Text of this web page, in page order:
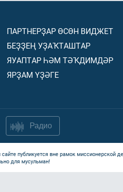
ПАРТНЕРҘАР ӨСӨН ВИДЖЕТ
БЕҘҘЕҢ УҘАҠТАШТАР
ЯУАПТАР ҺӘМ ТӘҠДИМДӘР
ЯРҘАМ ҮҘӘГЕ
Радио
публикуется вне рамок миссионерской
для мусульман!